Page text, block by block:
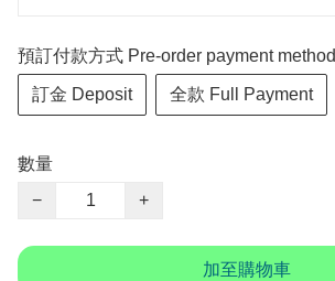
預訂付款方式 Pre-order payment method
訂金 Deposit 全款 Full Payment
數量
−
+
加至購物車